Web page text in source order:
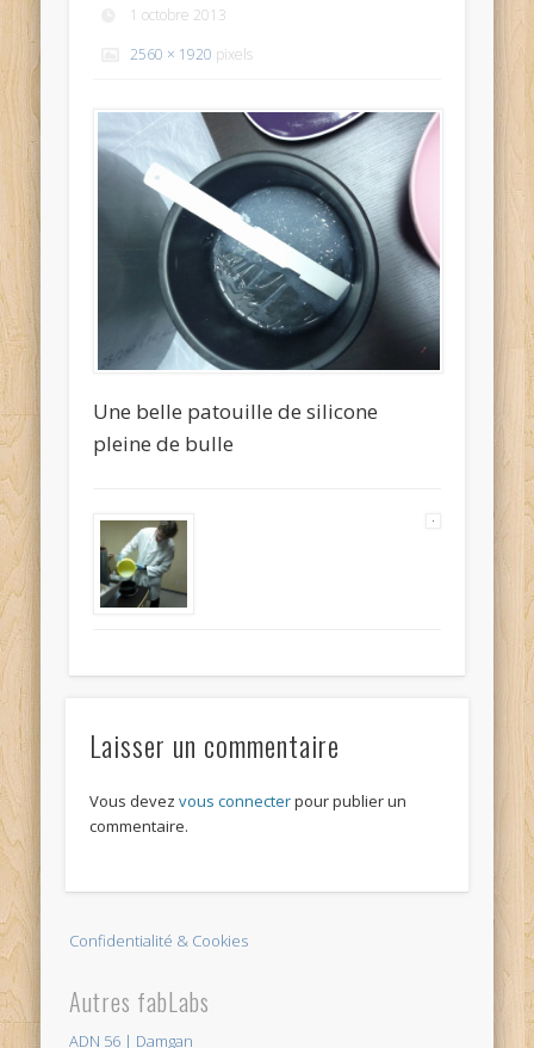
1 octobre 2013
2560 × 1920 pixels
Une belle patouille de silicone
pleine de bulle
Laisser un commentaire
Vous devez vous connecterpour publier un
commentaire.
Confidentialité & Cookies
Autres fabLabs
ADN 56 | Damgan